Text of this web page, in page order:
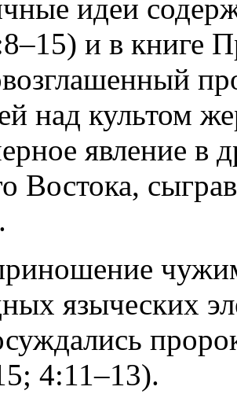
идеи
и в книге
над культом
явление в
Востока,
языческих
4:11–13).